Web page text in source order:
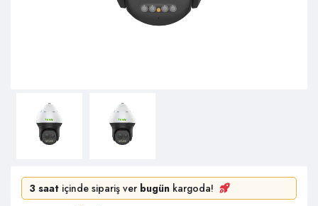
3 saat içinde sipariş ver bugün kargoda!